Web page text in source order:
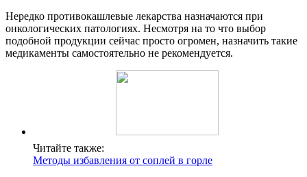
Нередко противокашлевые лекарства назначаются при
онкологических патологиях. Несмотря на то что выбор
подобной продукции сейчас просто огромен, назначить такие
медикаменты самостоятельно не рекомендуется.
Читайте также:
Методы избавления от соплей в горле